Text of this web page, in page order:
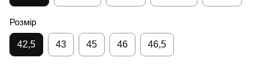
Розмір
42,5 43 45 46 46,5